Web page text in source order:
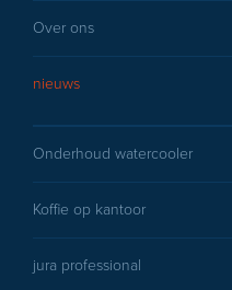
Over ons
nieuws
Onderhoud watercooler
Koffie op kantoor
jura professional